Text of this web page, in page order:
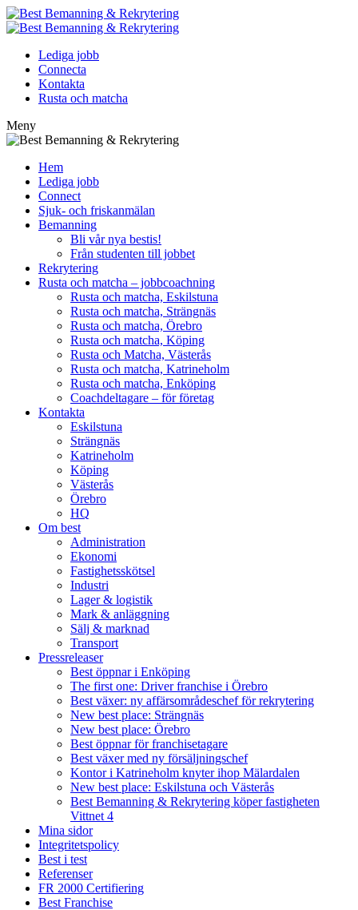
Lediga jobb
Connecta
Kontakta
Rusta och matcha
Meny
Hem
Lediga jobb
Connect
Sjuk- och friskanmälan
Bemanning
Bli vår nya bestis!
Från studenten till jobbet
Rekrytering
Rusta och matcha – jobbcoachning
Rusta och matcha, Eskilstuna
Rusta och matcha, Strängnäs
Rusta och matcha, Örebro
Rusta och matcha, Köping
Rusta och Matcha, Västerås
Rusta och matcha, Katrineholm
Rusta och matcha, Enköping
Coachdeltagare – för företag
Kontakta
Eskilstuna
Strängnäs
Katrineholm
Köping
Västerås
Örebro
HQ
Om best
Administration
Ekonomi
Fastighetsskötsel
Industri
Lager & logistik
Mark & anläggning
Sälj & marknad
Transport
Pressreleaser
Best öppnar i Enköping
The first one: Driver franchise i Örebro
Best växer: ny affärsområdeschef för rekrytering
New best place: Strängnäs
New best place: Örebro
Best öppnar för franchisetagare
Best växer med ny försäljningschef
Kontor i Katrineholm knyter ihop Mälardalen
New best place: Eskilstuna och Västerås
Best Bemanning & Rekrytering köper fastigheten
Vittnet 4
Mina sidor
Integritetspolicy
Best i test
Referenser
FR 2000 Certifiering
Best Franchise